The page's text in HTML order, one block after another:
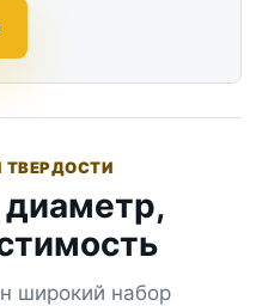
ТВЕРДОСТИ
широкий набор